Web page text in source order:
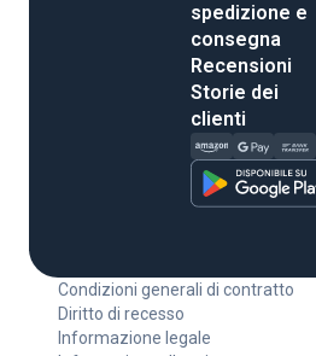
spedizione e
consegna
Recensioni
Storie dei
clienti
Condizioni generali di contratto
Diritto di recesso
Informazione legale